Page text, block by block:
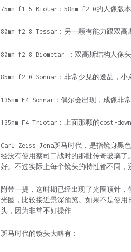
75mm f1.5 Biotar：58mm f2.0的人像版
80mm f2.8 Tessar：另一颗有能力跟双高
80mm f2.8 Biometar ：双高斯结构人像
85mm f2.0 Sonnar：非常少见的逸品，
135mm F4 Sonnar：偶尔会出现，成像非
135mm F4 Triotar：上面那颗的cost-down
Carl Zeiss Jena斑马时代，是指镜身黑
经没有使用蔡司二战时的那批传奇玻璃
好。不过实际上每个镜头的特性都不同，
附带一提，这时期已经出现了光圈顶针
光圈，比较接近景深预览。如果不是使
头，因为非常不好操作
斑马时代的镜头大略有：